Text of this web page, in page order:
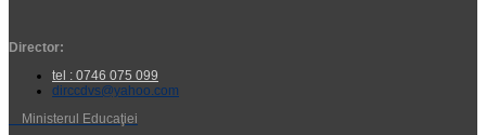
Director:
tel : 0746 075 099
dirccdvs@yahoo.com
Ministerul Educaţiei